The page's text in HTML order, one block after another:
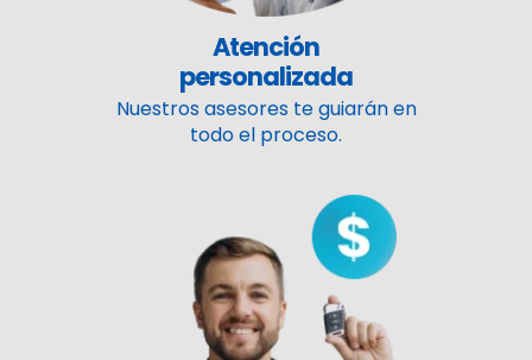
Atención
personalizada
Nuestros asesores te guiarán en
todo el proceso.